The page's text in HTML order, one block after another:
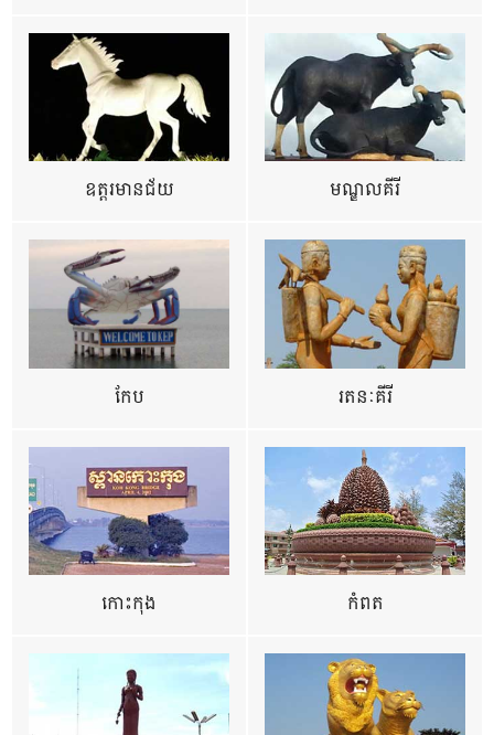
ឧត្ដរមានជ័យ មណ្ឌលគីរី
កែប រតនៈគីរី
កោះកុង កំពត